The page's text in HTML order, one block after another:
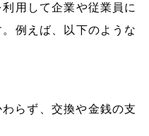
用して企業や従業員に
例えば、以下のような
らず、交換や金銭の支